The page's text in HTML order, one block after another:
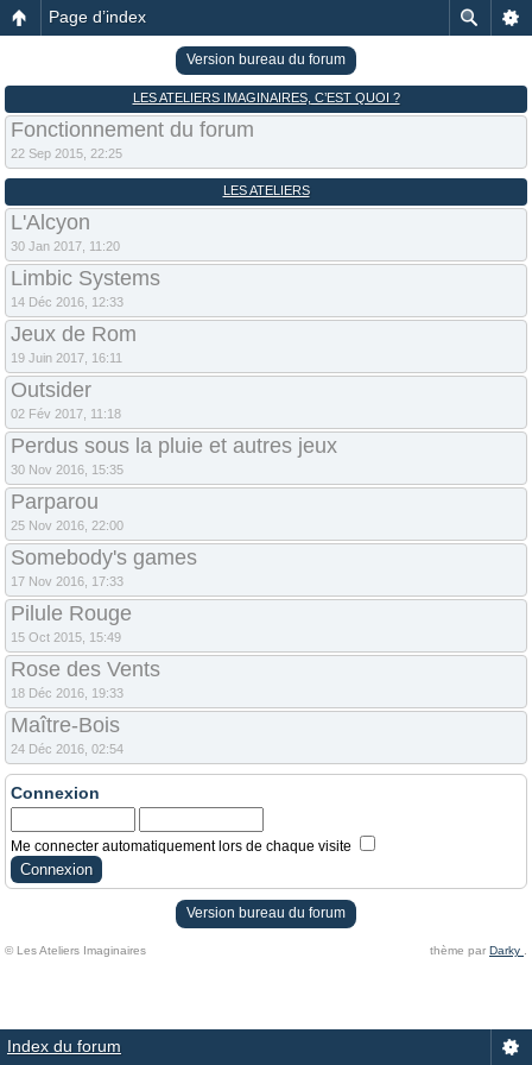
Page d’index
Version bureau du forum
LES ATELIERS IMAGINAIRES, C’EST QUOI ?
Fonctionnement du forum
22 Sep 2015, 22:25
LES ATELIERS
L'Alcyon
30 Jan 2017, 11:20
Limbic Systems
14 Déc 2016, 12:33
Jeux de Rom
19 Juin 2017, 16:11
Outsider
02 Fév 2017, 11:18
Perdus sous la pluie et autres jeux
30 Nov 2016, 15:35
Parparou
25 Nov 2016, 22:00
Somebody's games
17 Nov 2016, 17:33
Pilule Rouge
15 Oct 2015, 15:49
Rose des Vents
18 Déc 2016, 19:33
Maître-Bois
24 Déc 2016, 02:54
Connexion
Me connecter automatiquement lors de chaque visite
Version bureau du forum
© Les Ateliers Imaginaires thème par Darky
Index du forum